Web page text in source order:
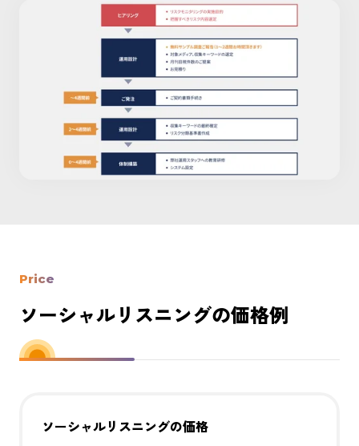
Price
ソーシャルリスニングの価格例
ソーシャルリスニングの価格